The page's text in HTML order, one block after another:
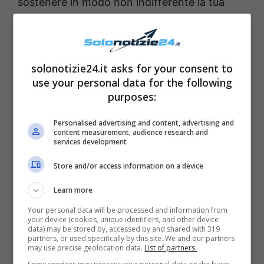
riutilizzare le bucce di carota che
Fonte: web
solonotizie24.it asks for your consent to
use your personal data for the following
purposes:
Personalised advertising and content, advertising and
content measurement, audience research and
services development
Store and/or access information on a device
Learn more
Your personal data will be processed and information from
your device (cookies, unique identifiers, and other device
data) may be stored by, accessed by and shared with 319
partners, or used specifically by this site. We and our partners
may use precise geolocation data. List of partners.